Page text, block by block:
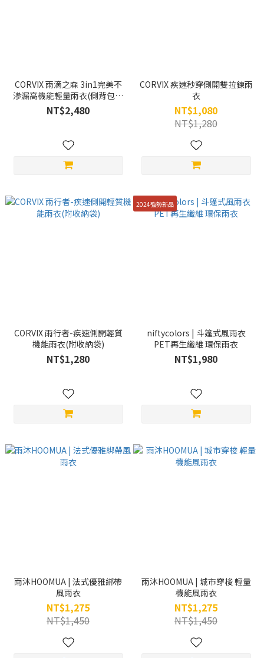
CORVIX 雨滴之森 3in1完美不
滲漏高機能輕量雨衣(側背包收
納)
NT$2,480
CORVIX 疾速秒穿側開雙拉鍊雨
衣
NT$1,080
NT$1,280
CORVIX 雨行者-疾速側開輕質
機能雨衣(附收納袋)
NT$1,280
2024強勢新品
niftycolors | 斗篷式風雨衣
PET再生纖維 環保雨衣
NT$1,980
雨沐HOOMUA | 法式優雅綁帶
風雨衣
NT$1,275
NT$1,450
雨沐HOOMUA | 城市穿梭 輕量
機能風雨衣
NT$1,275
NT$1,450